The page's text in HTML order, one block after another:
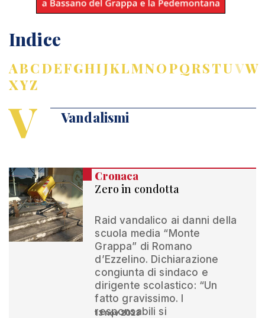
Indice
ABCDEFGHIJKLMNOPQRSTUVW
XYZ
V Vandalismi
Cronaca
Zero in condotta
Raid vandalico ai danni della
scuola media “Monte
Grappa” di Romano
d’Ezzelino. Dichiarazione
congiunta di sindaco e
dirigente scolastico: “Un
fatto gravissimo. I
responsabili si
13 nov 2023